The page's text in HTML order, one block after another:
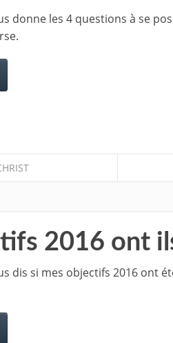
donne les 4 questions à se
2016 ont
dis si mes objectifs 2016 ont